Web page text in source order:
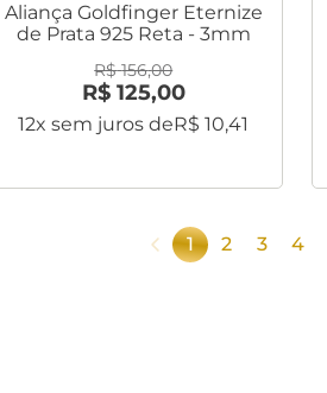
Aliança Goldfinger Eternize
de Prata 925 Reta - 3mm
R$ 156,00
R$ 125,00
12x sem juros deR$ 10,41
1 2 3 4